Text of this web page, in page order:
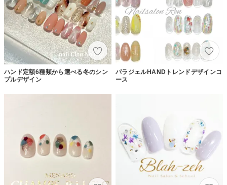
ハンド定額6種類から選べる冬のシン
プルデザイン
パラジェルHANDトレンドデザインコ
ース